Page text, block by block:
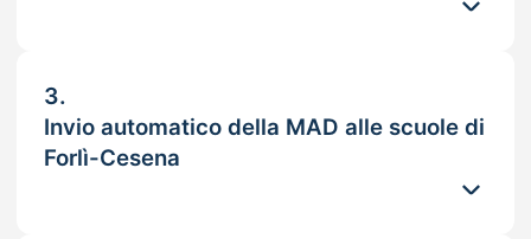
3.
Invio automatico della MAD alle scuole di
Forlì-Cesena